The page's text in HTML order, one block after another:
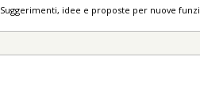
Suggerimenti, idee e proposte per nuove